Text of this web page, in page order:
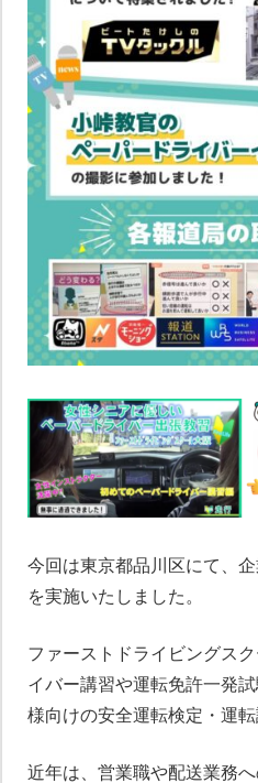
今回は東京都品川区にて、
を実施いたしました。
ファーストドライビングス
イバー講習や運転免許一発
様向けの安全運転検定・運転
近年は、営業職や配送業務